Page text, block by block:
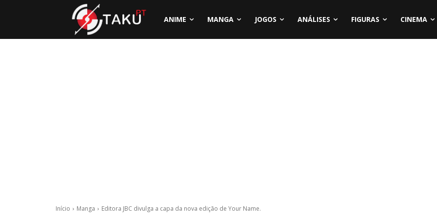
ANIME MANGA JOGOS ANÁLISES FIGURAS CINEMA
Início Manga Editora JBC divulga a capa da nova edição de Your Name.